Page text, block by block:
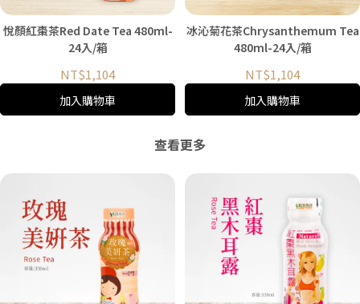
悅顏紅棗茶Red Date Tea 480ml-
24入/箱
NT$1,104
加入購物車
冰沁菊花茶Chrysanthemum Tea
480ml-24入/箱
NT$1,104
加入購物車
查看更多